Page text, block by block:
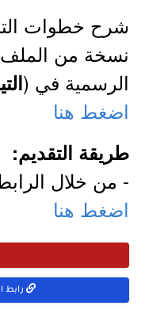
شرح خطوات
نسخة من
الرسمية في (
اضغط هنا
طريقة التقديم:
- من خلال
اضغط هنا
رابط